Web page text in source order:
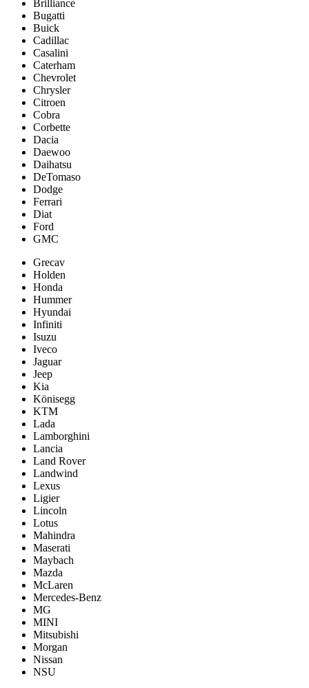
Brilliance
Bugatti
Buick
Cadillac
Casalini
Caterham
Chevrolet
Chrysler
Citroen
Cobra
Corbette
Dacia
Daewoo
Daihatsu
DeTomaso
Dodge
Ferrari
Diat
Ford
GMC
Grecav
Holden
Honda
Hummer
Hyundai
Infiniti
Isuzu
Iveco
Jaguar
Jeep
Kia
Könisegg
KTM
Lada
Lamborghini
Lancia
Land Rover
Landwind
Lexus
Ligier
Lincoln
Lotus
Mahindra
Maserati
Maybach
Mazda
McLaren
Mercedes-Benz
MG
MINI
Mitsubishi
Morgan
Nissan
NSU